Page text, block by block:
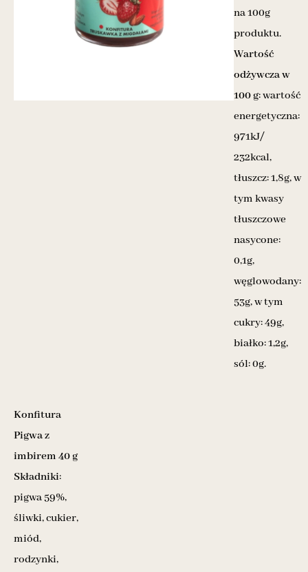
na 100g
produktu.
Wartość
odżywcza w
100 g: wartość
energetyczna:
971kJ/
232kcal,
tłuszcz: 1,8g, w
tym kwasy
tłuszczowe
nasycone:
0,1g,
węglowodany:
53g, w tym
cukry: 49g,
białko: 1,2g,
sól: 0g.
Konfitura
Pigwa z
imbirem 40 g
Składniki:
pigwa 59%,
śliwki, cukier,
miód,
rodzynki,